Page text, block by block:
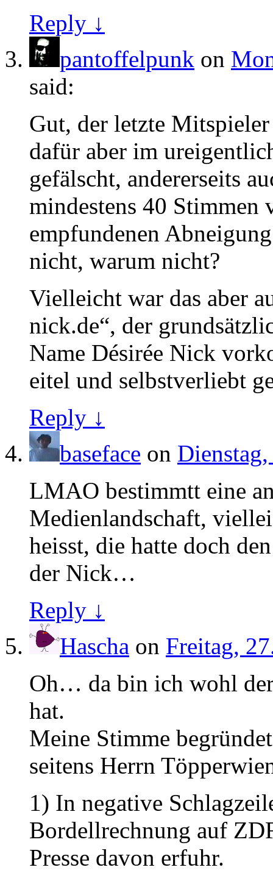
Reply ↓
pantoffelpunk on
said:
Gut, der letzte
dafür aber im
gefälscht, andererseits
mindestens 40 Stimmen
empfundenen
nicht, warum nicht?
Vielleicht war das aber
nick.de“, der
Name Désirée Nick
eitel und selbstverliebt
Reply ↓
baseface on
LMAO bestimmtt eine
Medienlandschaft,
heisst, die hatte doch
der Nick…
Reply ↓
Hascha on Freitag,
Oh… da bin ich wohl der
hat.
Meine Stimme
seitens Herrn
1) In negative
Bordellrechnung auf
Presse davon erfuhr.